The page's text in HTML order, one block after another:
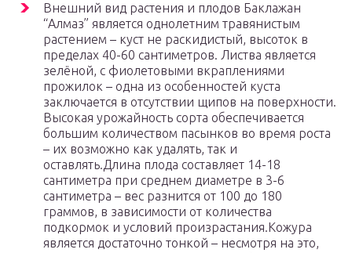
Внешний вид растения и плодов Баклажан
“Алмаз” является однолетним травянистым
растением – куст не раскидистый, высоток в
пределах 40-60 сантиметров. Листва является
зелёной, с фиолетовыми вкраплениями
прожилок – одна из особенностей куста
заключается в отсутствии щипов на поверхности.
Высокая урожайность сорта обеспечивается
большим количеством пасынков во время роста
– их возможно как удалять, так и
оставлять.Длина плода составляет 14-18
сантиметра при среднем диаметре в 3-6
сантиметра – вес разнится от 100 до 180
граммов, в зависимости от количества
подкормок и условий произрастания.Кожура
является достаточно тонкой – несмотря на это,